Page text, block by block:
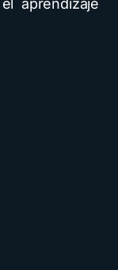
aprendizaje